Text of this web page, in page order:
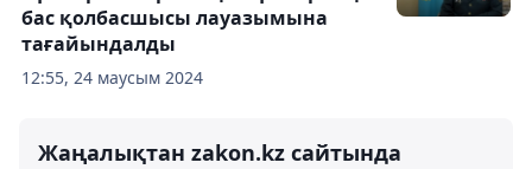
12:55, 24 маусым 2024
бас қолбасшысы лауазымына
тағайындалды
Жаңалықтан zakon.kz сайтында